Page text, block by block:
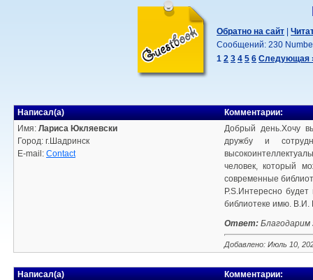
Обратно на сайт
Сообщений: 230
1 2 3 4 5 6 Следующая
Написал(а)
Имя: Лариса Юкляевски
Город: г.Шадринск
E-mail: Contact
Комментарии:
Добрый день.Хочу
дружбу и
человек, который
современные
P.S.Интересно
библиотеке имю. В.И.
Ответ:Благодарим
Добавлено: Июль 10,
Написал(а)
Комментарии: